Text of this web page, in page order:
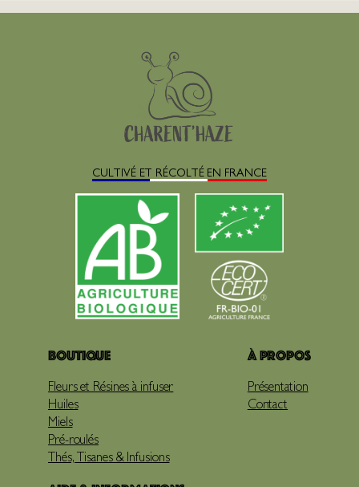
CULTIVÉ ET RÉCOLTÉ EN FRANCE
Boutique
Fleurs et Résines à infuser
Huiles
Miels
Pré-roulés
Thés, Tisanes & Infusions
À propos
Présentation
Contact